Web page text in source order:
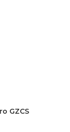
GZCS